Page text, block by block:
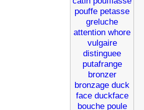
pouffe petasse
greluche
attention whore
vulgaire
distinguee
putafrange
bronzer
bronzage duck
face duckface
bouche poule